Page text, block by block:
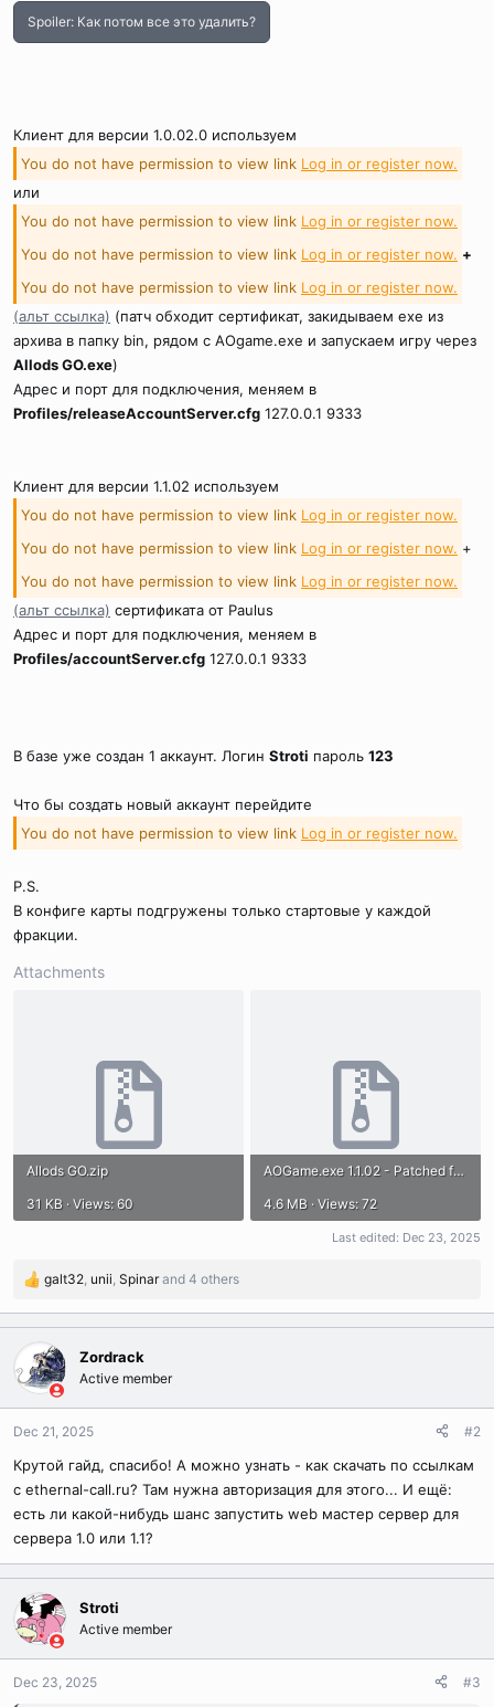
Spoiler: Как потом все это удалить?
Клиент для версии 1.0.02.0 используем
You do not have permission to view link Log in or register now.
или
You do not have permission to view link Log in or register now.
You do not have permission to view link Log in or register now. +
You do not have permission to view link Log in or register now.
(альт ссылка) (патч обходит сертификат, закидываем exe из
архива в папку bin, рядом с AOgame.exe и запускаем игру через
Allods GO.exe)
Адрес и порт для подключения, меняем в
Profiles/releaseAccountServer.cfg 127.0.0.1 9333
Клиент для версии 1.1.02 используем
You do not have permission to view link Log in or register now.
You do not have permission to view link Log in or register now. +
You do not have permission to view link Log in or register now.
(альт ссылка) сертификата от Paulus
Адрес и порт для подключения, меняем в
Profiles/accountServer.cfg 127.0.0.1 9333
В базе уже создан 1 аккаунт. Логин Stroti пароль 123
Что бы создать новый аккаунт перейдите
You do not have permission to view link Log in or register now.
P.S.
В конфиге карты подгружены только стартовые у каждой
фракции.
Attachments
Allods GO.zip
31 KB · Views: 60
AOGame.exe 1.1.02 - Patched for certificate expiration.zip
4.6 MB · Views: 72
Last edited: Dec 23, 2025
R
a
c
t
i
o
n
:
galt32 unii Spinarand 4 others
Zordrack
Active member
Dec 21, 2025 #2
Крутой гайд, спасибо! А можно узнать - как скачать по ссылкам
с ethernal-call.ru? Там нужна авторизация для этого... И ещё:
есть ли какой-нибудь шанс запустить web мастер сервер для
сервера 1.0 или 1.1?
Stroti
Active member
Dec 23, 2025 #3